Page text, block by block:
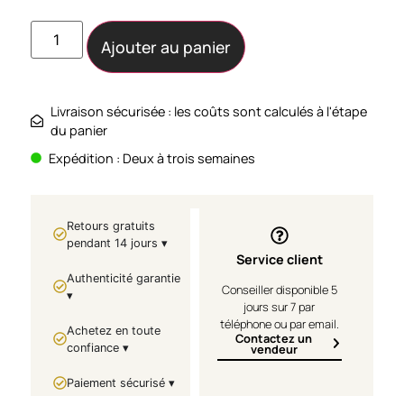
Ajouter au panier
Livraison sécurisée : les coûts sont calculés à l'étape
du panier
Expédition : Deux à trois semaines
Retours gratuits
pendant 14 jours ▾
Authenticité garantie
▾
Achetez en toute
confiance ▾
Paiement sécurisé ▾
Service client
Conseiller disponible 5
jours sur 7 par
téléphone ou par email.
Contactez un
vendeur